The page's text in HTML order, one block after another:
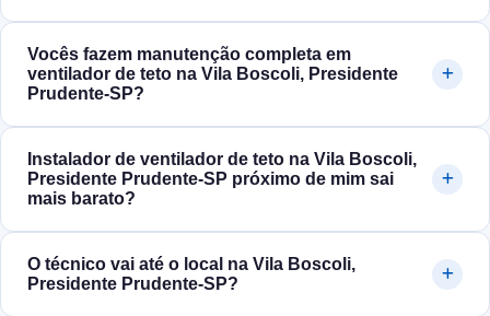
Vocês fazem manutenção completa em
ventilador de teto na Vila Boscoli, Presidente
Prudente‑SP?
Instalador de ventilador de teto na Vila Boscoli,
Presidente Prudente‑SP próximo de mim sai
mais barato?
O técnico vai até o local na Vila Boscoli,
Presidente Prudente‑SP?